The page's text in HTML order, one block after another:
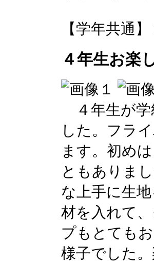
【学年共通
４年生お楽
４年生が学
した。フラ
ます。初め
ともありま
な上手に生
材を入れて
プもとても
様子でした